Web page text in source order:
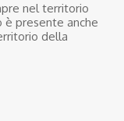
nel territorio
è presente anche
della